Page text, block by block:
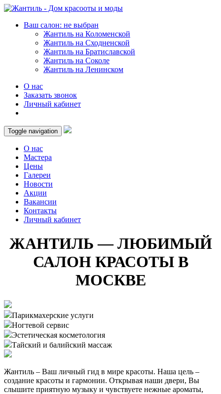
Ваш салон: не выбран
Жантиль на Коломенской
Жантиль на Сходненской
Жантиль на Братиславской
Жантиль на Соколе
Жантиль на Ленинском
О нас
Заказать звонок
Личный кабинет
Toggle navigation
О нас
Мастера
Цены
Галереи
Новости
Акции
Вакансии
Контакты
Личный кабинет
ЖАНТИЛЬ — ЛЮБИМЫЙ
САЛОН КРАСОТЫ В
МОСКВЕ
Парикмахерские услуги
Ногтевой сервис
Эстетическая косметология
Тайский и балийский массаж
Жантиль – Ваш личный гид в мире красоты. Наша цель –
создание красоты и гармонии. Открывая наши двери, Вы
слышите приятную музыку и чувствуете нежные ароматы,